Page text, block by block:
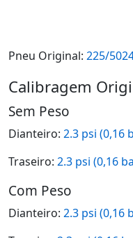
Pneu Original: 225/
Calibragem
Sem Peso
Dianteiro: 2.3 psi (0,16
Traseiro: 2.3 psi (0,16
Com Peso
Dianteiro: 2.3 psi (0,16